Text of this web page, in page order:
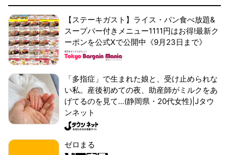
【ステーキガスト】ライス・パン食べ放題&
スープバー付きメニュー1111円はお得!最新ク
ーポンを公式Xで公開中《9月23日まで》
「多指症」で生まれた娘と、受け止められな
い私。産後初めての夜、助産師がミルクをあ
げてるのを見て...(静岡県・20代女性)|Jタウ
ンネット
ゼロまる